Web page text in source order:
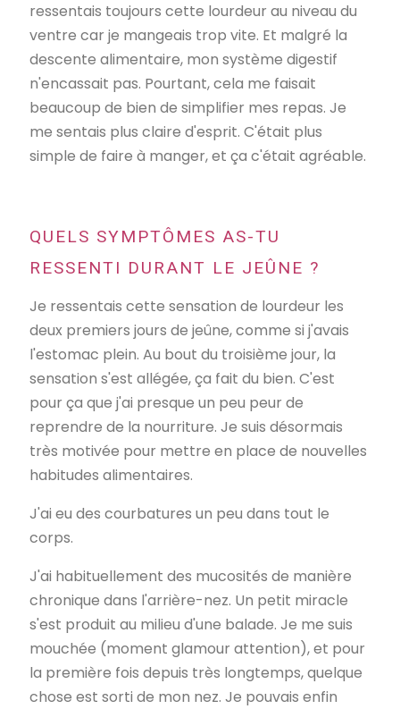
ressentais toujours cette lourdeur au niveau du
ventre car je mangeais trop vite. Et malgré la
descente alimentaire, mon système digestif
n'encassait pas. Pourtant, cela me faisait
beaucoup de bien de simplifier mes repas. Je
me sentais plus claire d'esprit. C'était plus
simple de faire à manger, et ça c'était agréable.
QUELS SYMPTÔMES AS-TU
RESSENTI DURANT LE JEÛNE ?
Je ressentais cette sensation de lourdeur les
deux premiers jours de jeûne, comme si j'avais
l'estomac plein. Au bout du troisième jour, la
sensation s'est allégée, ça fait du bien. C'est
pour ça que j'ai presque un peu peur de
reprendre de la nourriture. Je suis désormais
très motivée pour mettre en place de nouvelles
habitudes alimentaires.
J'ai eu des courbatures un peu dans tout le
corps.
J'ai habituellement des mucosités de manière
chronique dans l'arrière-nez. Un petit miracle
s'est produit au milieu d'une balade. Je me suis
mouchée (moment glamour attention), et pour
la première fois depuis très longtemps, quelque
chose est sorti de mon nez. Je pouvais enfin